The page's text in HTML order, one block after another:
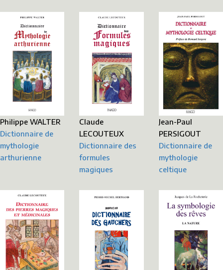
Philippe WALTER
Dictionnaire de
mythologie
arthurienne
Claude
LECOUTEUX
Dictionnaire des
formules
magiques
Jean-Paul
PERSIGOUT
Dictionnaire de
mythologie
celtique